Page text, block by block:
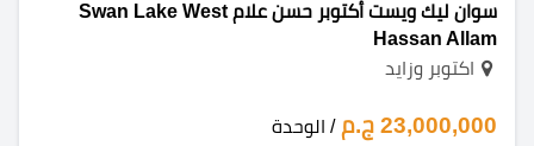
سوان ليك ويست أكتوبر حسن علام Swan Lake West
Hassan Allam
اكتوبر وزايد
23,000,000 ج.م / الوحدة